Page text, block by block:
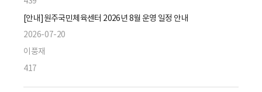
[안내]원주국민체육센터 2026년 8월 운영 일정 안내
2026-07-20
이풍재
417